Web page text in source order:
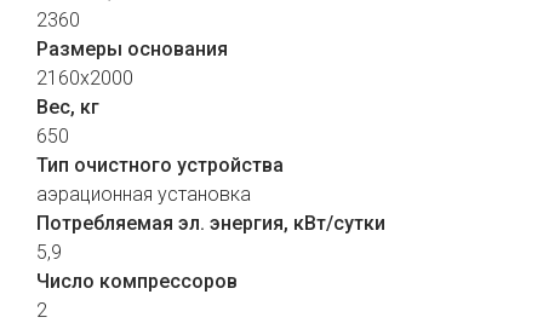
2360
Размеры основания
2160x2000
Вес, кг
650
Тип очистного устройства
аэрационная установка
Потребляемая эл. энергия, кВт/сутки
5,9
Число компрессоров
2